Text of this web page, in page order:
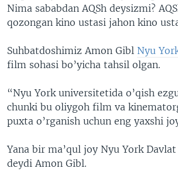
Nima sababdan AQSh deysizmi?
qozongan kino ustasi jahon kino
Suhbatdoshimiz Amon Gibl Nyu
film sohasi bo’yicha tahsil olgan.
“Nyu York universitetida o’qish
chunki bu oliygoh film va
puxta o’rganish uchun eng yaxshi
Yana bir ma’qul joy Nyu York
deydi Amon Gibl.